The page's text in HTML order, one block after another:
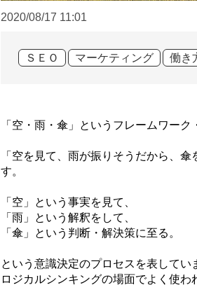
2020/08/17 11:01
ＳＥＯ マーケティング 働き
「空・雨・傘」というフレームワーク
「空を見て、雨が振りそうだから、
す。
「空」という事実を見て、
「雨」という解釈をして、
「傘」という判断・解決策に至る。
という意識決定のプロセスを表してい
ロジカルシンキングの場面でよく使わ